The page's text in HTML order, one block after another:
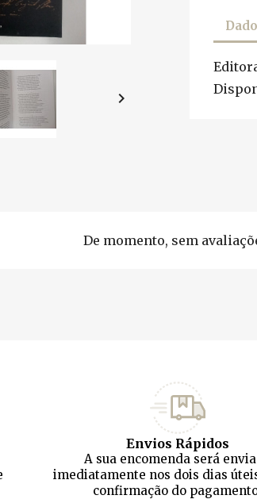

De momento, sem
Envios Rápidos
A sua encomenda será
imediatamente nos dois dias
confirmação do